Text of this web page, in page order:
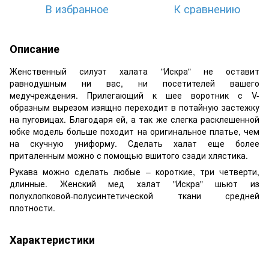
В избранное К сравнению
Описание
Женственный силуэт халата "Искра" не оставит
равнодушным ни вас, ни посетителей вашего
медучреждения. Прилегающий к шее воротник с V-
образным вырезом изящно переходит в потайную застежку
на пуговицах. Благодаря ей, а так же слегка расклешенной
юбке модель больше походит на оригинальное платье, чем
на скучную униформу. Сделать халат еще более
приталенным можно с помощью вшитого сзади хлястика.
Рукава можно сделать любые – короткие, три четверти,
длинные. Женский мед халат "Искра" шьют из
полухлопковой-полусинтетической ткани средней
плотности.
Характеристики